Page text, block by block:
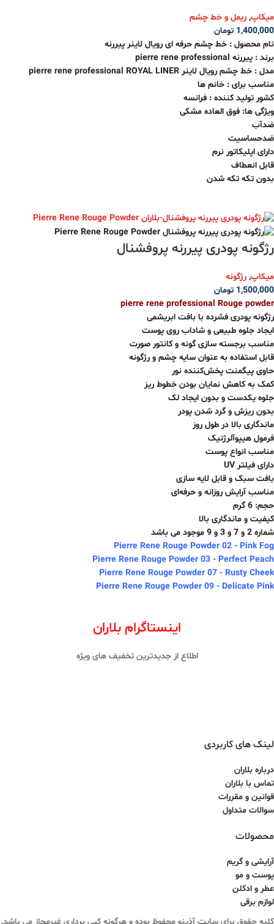
میکاپ, ریمل و خط چشم
1,400,000 تومان
نام محصول : خط چشم حرفه ای رویال لاینر پیررنه
برند : پیررنه pierre rene professional
مدل : خط چشم رویال لاینر pierre rene professional ROYAL LINER
مناسب برای : خانم ها
کشور تولید کننده : فرانسه
ویژگی ها: فوق العاده مشکی
ضدآب
ضدحساسیت
دارای اپلیکاتور نرم
قابل انعطاف
بدون تکه تکه شدن
رژگونه پودری پیررنه پروفشنال
میکاپ, رژگونه
1,500,000 تومان
pierre rene professional Rouge powder
رژگونه پودری فشرده با بافت ابریشمی
ایجاد جلوه‌ طبیعی و شاداب روی پوست
مناسب برجسته سازی گونه و کانتور صورت
قابل استفاده به عنوان سایه چشم و رژگونه
حاوی پیگمنت پخش‌کننده نور
کمک به کاهش نمایان بودن خطوط ریز
جلوه یکدست و بدون ایجاد لک
بدون ریزش و گرد شدن پودر
ماندگاری بالا در طول روز
فرمول هیپوآلرژنیک
مناسب انواع پوست
دارای فیلتر UV
بافت سبک و قابل لایه سازی
مناسب آرایش روزانه و حرفه‌ای
حجم: 6 گرم
کیفیت و ماندگاری بالا
شماره 2 و 7 و 3 و 9 موجود می باشد
Pierre Rene Rouge Powder 02 - Pink Fog
Pierre Rene Rouge Powder 03 - Perfect Peach
Pierre Rene Rouge Powder 07 - Rusty Cheek
Pierre Rene Rouge Powder 09 - Delicate Pink
اینستاگرام بلاران
اطلاع از جدیدترین تخفیف های ویژه
لینک های کاربردی
درباره بلاران
تماس با بلاران
قوانین و مقررات
سوالات متداول
محصولات
آرایشی و گریم
پوست و مو
عطر و ادکلن
لوازم برقی
کلیه حقوق برای سایت آذینو محفوظ بوده و هرگونه کپی برداری غیرمجاز می باشد.